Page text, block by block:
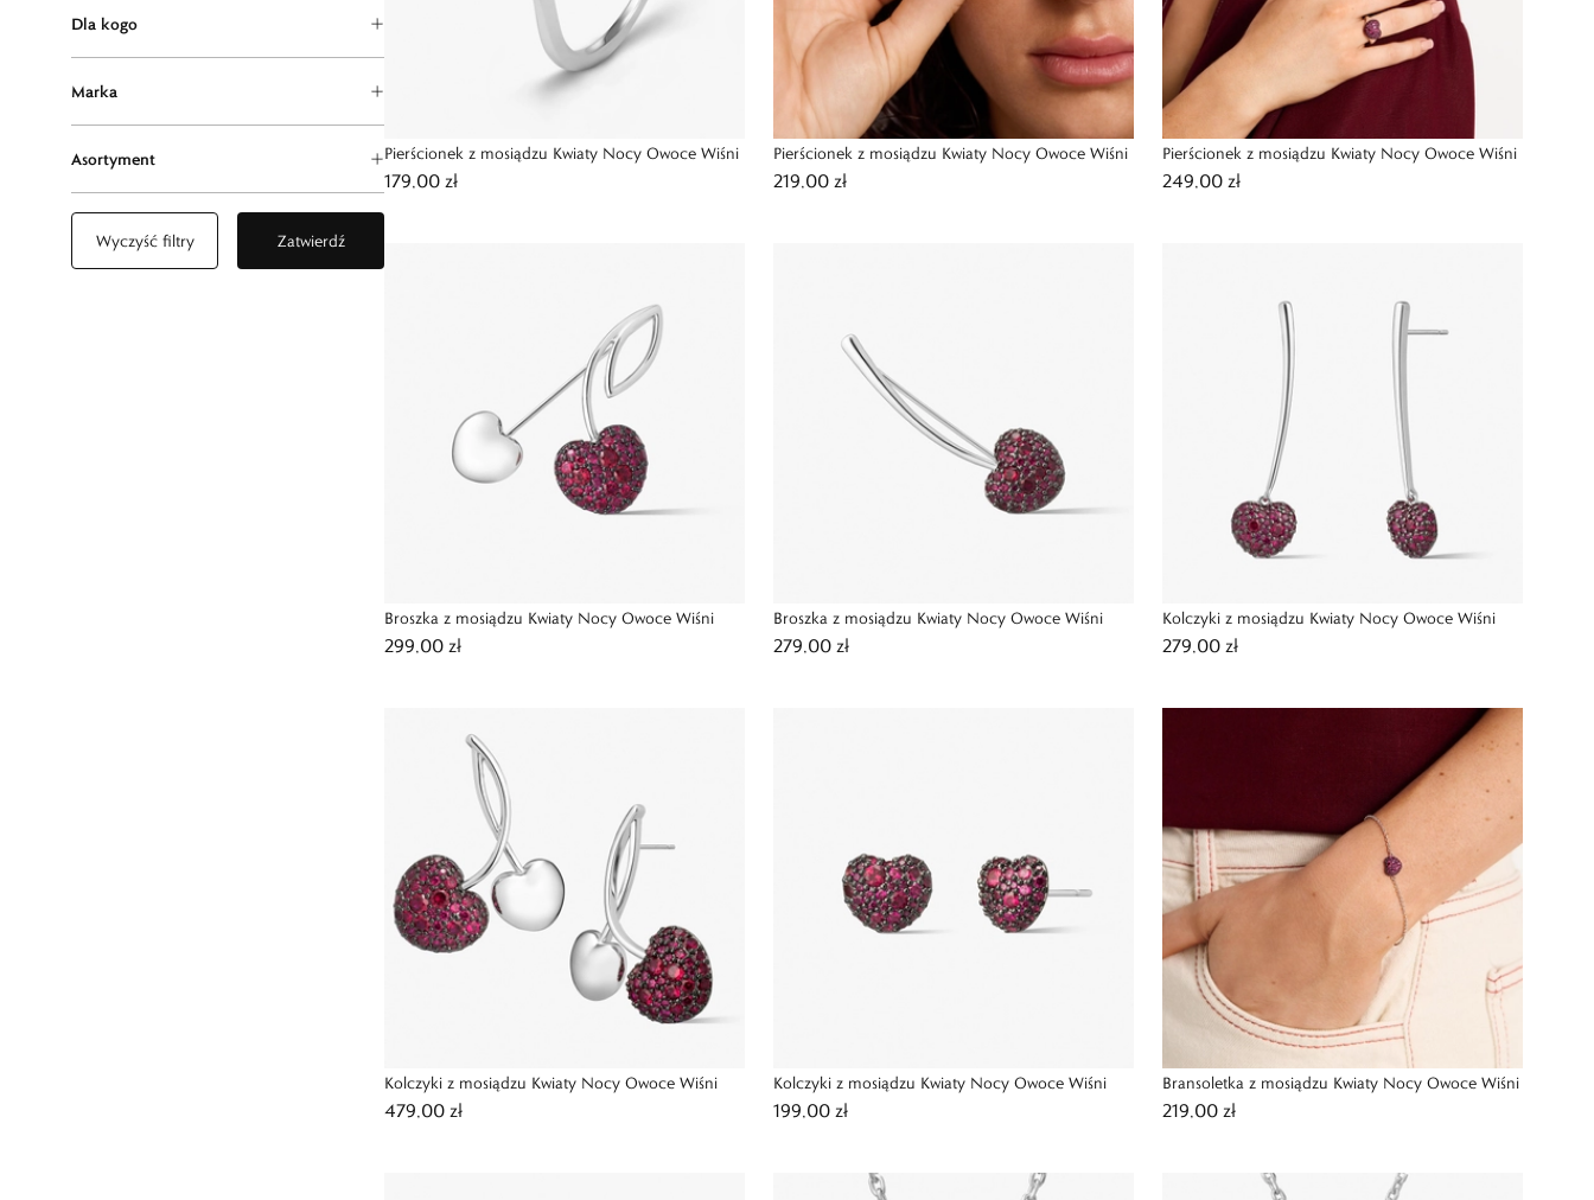
Dla kogo
Marka
Asortyment
Wyczyść filtry Zatwierdź
Pierścionek z mosiądzu Kwiaty Nocy Owoce Wiśni
179,00 zł
Pierścionek z mosiądzu Kwiaty Nocy Owoce Wiśni
219,00 zł
Pierścionek z mosiądzu Kwiaty Nocy Owoce Wiśni
249,00 zł
Broszka z mosiądzu Kwiaty Nocy Owoce Wiśni
299,00 zł
Broszka z mosiądzu Kwiaty Nocy Owoce Wiśni
279,00 zł
Kolczyki z mosiądzu Kwiaty Nocy Owoce Wiśni
279,00 zł
Kolczyki z mosiądzu Kwiaty Nocy Owoce Wiśni
479,00 zł
Kolczyki z mosiądzu Kwiaty Nocy Owoce Wiśni
199,00 zł
Bransoletka z mosiądzu Kwiaty Nocy Owoce Wiśni
219,00 zł